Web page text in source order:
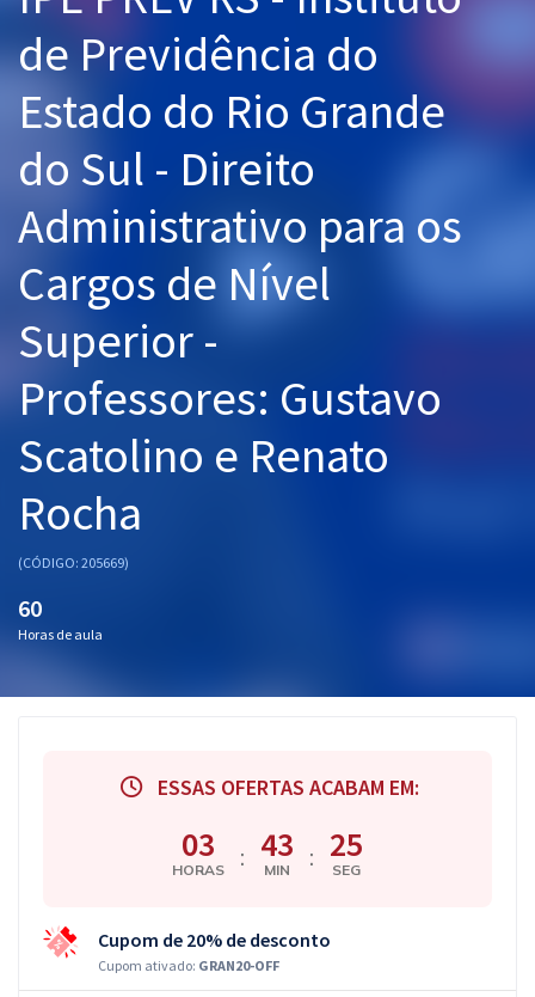
Graduação
Mentorias
Questões grátis
Conteúdo gratuito
Blog
Aprovados
Atendimento
de Previdência do
Estado do Rio Grande
do Sul - Direito
Administrativo para os
Cargos de Nível
Superior -
Professores: Gustavo
Scatolino e Renato
Rocha
(CÓDIGO: 205669)
60
Horas de aula
ESSAS OFERTAS ACABAM EM:
03
HORAS : 43
MIN : 24
SEG
Cupom de 20% de desconto
Cupom ativado: GRAN20-OFF